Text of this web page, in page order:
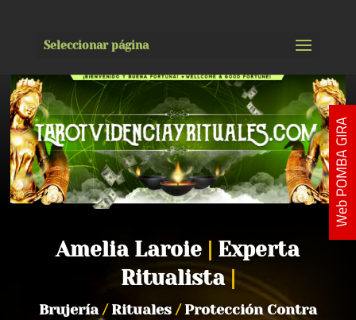
Seleccionar página
Amelia Laroie
Experta
Ritualista
Brujería /Rituales /Protección Contra
Web POMBA GIRA